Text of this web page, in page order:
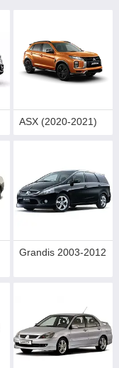
ASX (2020-2021)
Grandis 2003-2012